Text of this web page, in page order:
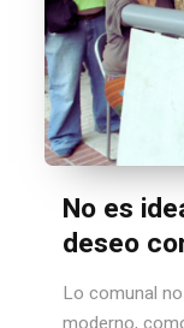
No es
deseo
Lo comunal